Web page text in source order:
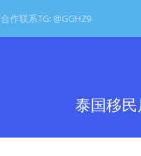
合作联系TG: @GGHZ9
泰国移